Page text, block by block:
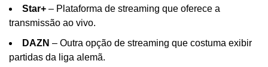
Star+ – Plataforma de streaming que oferece a
transmissão ao vivo.
DAZN – Outra opção de streaming que costuma exibir
partidas da liga alemã.